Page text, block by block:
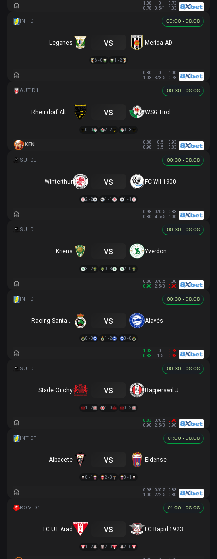
1.08 0
0.73
0.78
0.5/1 1.03
00:00 - 08.08
Leganes vs Merida AD
6 - 0 1 - 2
0.80 0
1.00
1.03
3/3.5 0.78
00:30 - 08.08
Rheindorf Altach vs WSG Tirol
0 - 0 2 - 2 0 - 3
KEN 0.88 0.5
0.93
0.98
3.5 0.83
00:30 - 08.08
Winterthur vs FC Wil 1900
2 - 2 1 - 1 1 - 1
0.98 0/0.5
0.83
0.80
4.5/5 1.00
00:30 - 08.08
Kriens vs Yverdon
3 - 2 0 - 3 2 - 0
0.80 0/0.5
1.00
0.90
2.5/3 0.90
00:30 - 08.08
vs Alavés
0 - 0 1 - 2 3 - 0
1.03 0
0.78
0.83
1.5 0.98
00:30 - 08.08
Stade Ouchy vs
1 - 2 1 - 0 0 - 2
0.83 0/0.5
0.98
0.90
2.5/3 0.90
01:00 - 08.08
Albacete vs Eldense
0 - 1 2 - 0 0 - 1
0.98 0/0.5
0.83
1.00
2/2.5 0.80
01:00 - 08.08
FC UT Arad vs FC Rapid 1923
1 - 2 2 - 0 2 - 0